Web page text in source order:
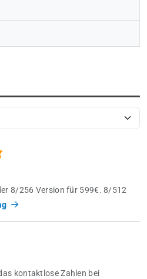
8/256 Version für 599€. 8/512
kontaktlose Zahlen bei